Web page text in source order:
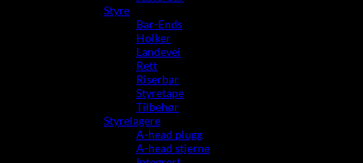
Styre
Bar-Ends
Holker
Landevei
Rett
Riserbar
Styretape
Tilbehør
Styrelagere
A-head plugg
A-head stjerne